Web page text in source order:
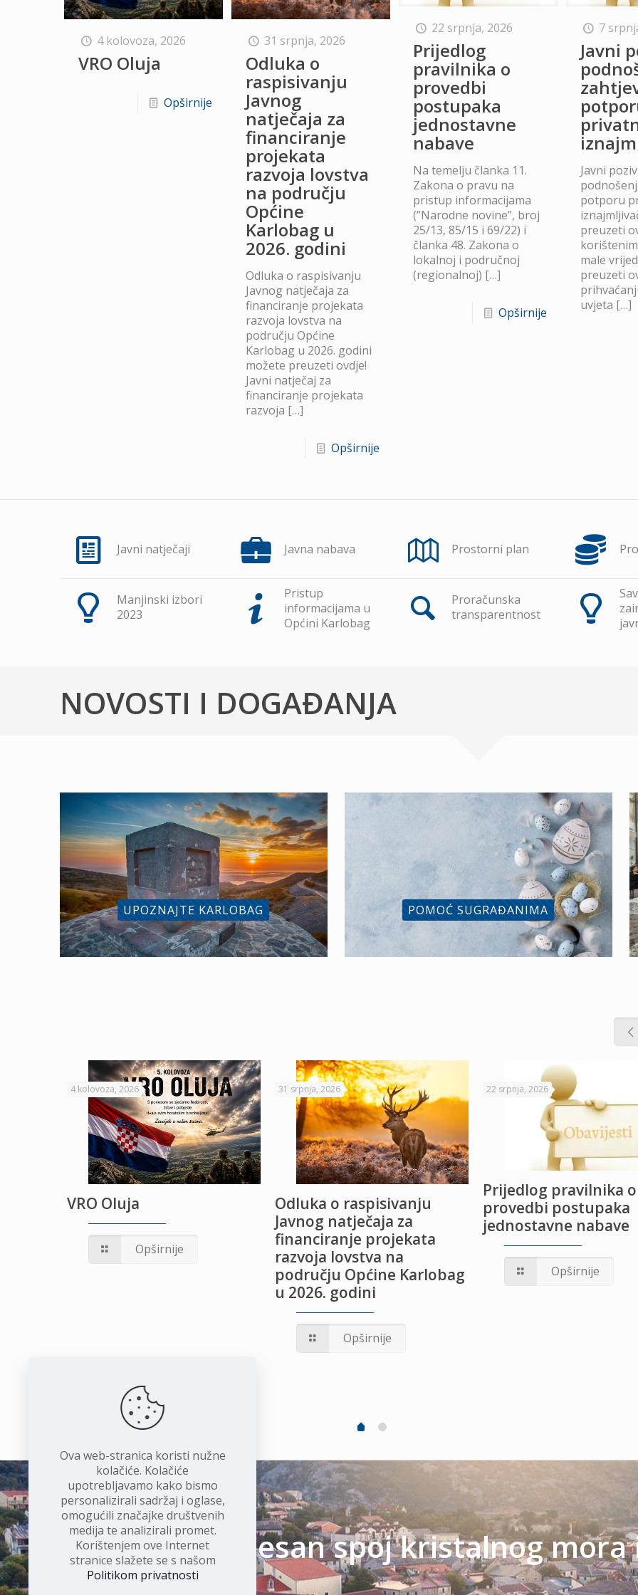
4 kolovoza, 2026
VRO Oluja
Opširnije
31 srpnja, 2026
Odluka o
raspisivanju
Javnog
natječaja za
financiranje
projekata
razvoja lovstva
na području
Općine
Karlobag u
2026. godini
Odluka o raspisivanju
Javnog natječaja za
financiranje projekata
razvoja lovstva na
području Općine
Karlobag u 2026. godini
možete preuzeti ovdje!
Javni natječaj za
financiranje projekata
razvoja […]
Opširnije
22 srpnja, 2026
Prijedlog
pravilnika o
provedbi
postupaka
jednostavne
nabave
Na temelju članka 11.
Zakona o pravu na
pristup informacijama
(”Narodne novine”, broj
25/13, 85/15 i 69/22) i
članka 48. Zakona o
lokalnoj i područnoj
(regionalnoj) […]
Opširnije
7
Javni
Javni
potporu
preuzeti
male
preuzeti
uvjeta […]
Javni natječaji Javna nabava Prostorni plan
Manjinski izbori
2023
Pristup
informacijama u
Općini Karlobag
Proračunska
transparentnost
NOVOSTI I DOGAĐANJA
UPOZNAJTE KARLOBAG POMOĆ SUGRAĐANIMA
4 kolovoza, 2026
VRO Oluja
Opširnije
31 srpnja, 2026
Odluka o raspisivanju
Javnog natječaja za
financiranje projekata
razvoja lovstva na
području Općine Karlobag
u 2026. godini
Opširnije
22 srpnja, 2026
Prijedlog pravilnika o
provedbi postupaka
jednostavne nabave
Opširnije
Čudesan spoj kristalnog
Ova web-stranica koristi nužne
kolačiće. Kolačiće
upotrebljavamo kako bismo
personalizirali sadržaj i oglase,
omogućili značajke društvenih
medija te analizirali promet.
Korištenjem ove Internet
stranice slažete se s našom
Politikom privatnosti